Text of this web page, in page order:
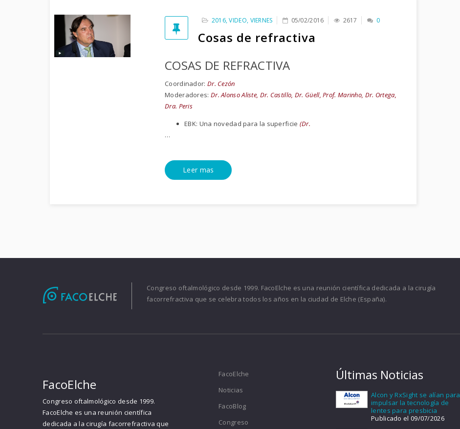
2016,VIDEO, VIERNES 05/02/2016 2617 0
Cosas de refractiva
COSAS DE REFRACTIVA
Coordinador: Dr. Cezón
Moderadores: Dr. Alonso Aliste, Dr. Castillo, Dr. Güell, Prof. Marinho, Dr. Ortega,
Dra. Peris
EBK: Una novedad para la superficie (Dr.
…
Leer mas
Congreso oftalmológico desde 1999. FacoElche es una reunión científica dedicada a la cirugía
facorrefractiva que se celebra todos los años en la ciudad de Elche (España).
FacoElche
Congreso oftalmológico desde 1999.
FacoElche es una reunión científica
dedicada a la cirugía facorrefractiva que
FacoElche
Noticias
FacoBlog
Congreso
Últimas Noticias
Alcon y RxSight se alían para
impulsar la tecnología de
lentes para presbicia
Publicado el 09/07/2026